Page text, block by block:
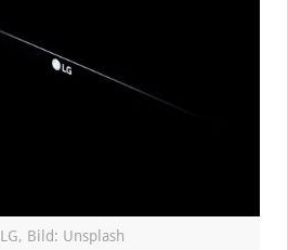
LG, Bild: Unsplash